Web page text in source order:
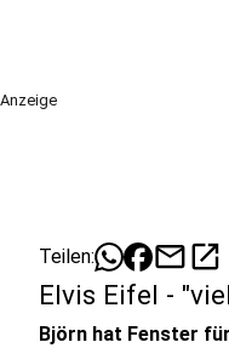
Anzeige
Teilen: mailopen_in_new
Elvis Eifel -
Björn hat Fenster